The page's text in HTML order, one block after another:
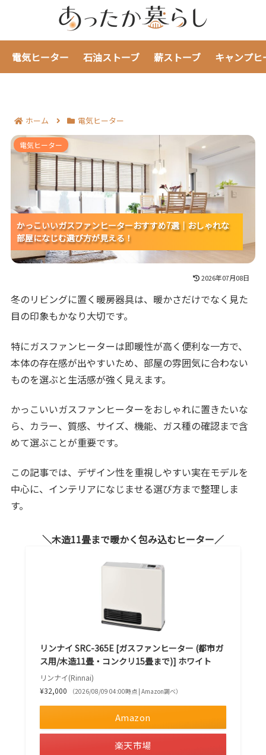
電気ヒーター 石油ストーブ 薪ストーブ キャンプヒ
ホーム 電気ヒーター
かっこいいガスファンヒーターおすすめ7選｜おしゃれ
な部屋になじむ選び方が見える！
かっこいいガスファンヒーターおすすめ7選｜おしゃれな
部屋になじむ選び方が見える！
かっこいいガスファンヒーターおすすめ7選｜おしゃれな
部屋になじむ選び方が見える！
電気ヒーター
2026年07月08日
冬のリビングに置く暖房器具は、暖かさだけでなく見た
目の印象もかなり大切です。
特にガスファンヒーターは即暖性が高く便利な一方で、
本体の存在感が出やすいため、部屋の雰囲気に合わない
ものを選ぶと生活感が強く見えます。
かっこいいガスファンヒーターをおしゃれに置きたいな
ら、カラー、質感、サイズ、機能、ガス種の確認まで含
めて選ぶことが重要です。
この記事では、デザイン性を重視しやすい実在モデルを
中心に、インテリアになじませる選び方まで整理しま
す。
木造11畳まで暖かく包み込むヒーター
リンナイ SRC-365E [ガスファンヒーター (都市ガ
ス用/木造11畳・コンクリ15畳まで)] ホワイト
リンナイ(Rinnai)
¥32,000
（2026/08/09 04:00時点 | Amazon調べ）
Amazon
楽天市場